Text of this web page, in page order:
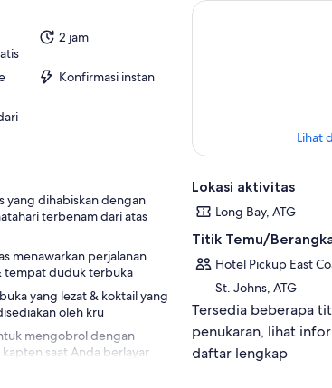
2 jam
Konfirmasi instan
yang dihabiskan dengan
terbenam dari atas
menawarkan perjalanan
tempat duduk terbuka
yang lezat & koktail yang
oleh kru
mengobrol dengan
kapten saat Anda berlayar
Lihat
Lokasi aktivitas
Long Bay, ATG
Titik Temu/
Hotel Pickup East
St. Johns, ATG
Tersedia beberapa
penukaran, lihat
daftar lengkap